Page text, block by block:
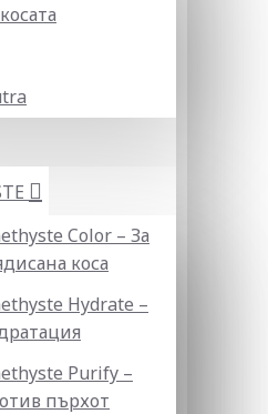
Color – За
коса
Hydrate –
Purify –
пърхот